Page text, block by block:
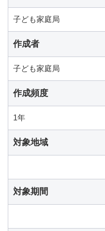
子ども家庭局
作成者
子ども家庭局
作成頻度
1年
対象地域
対象期間